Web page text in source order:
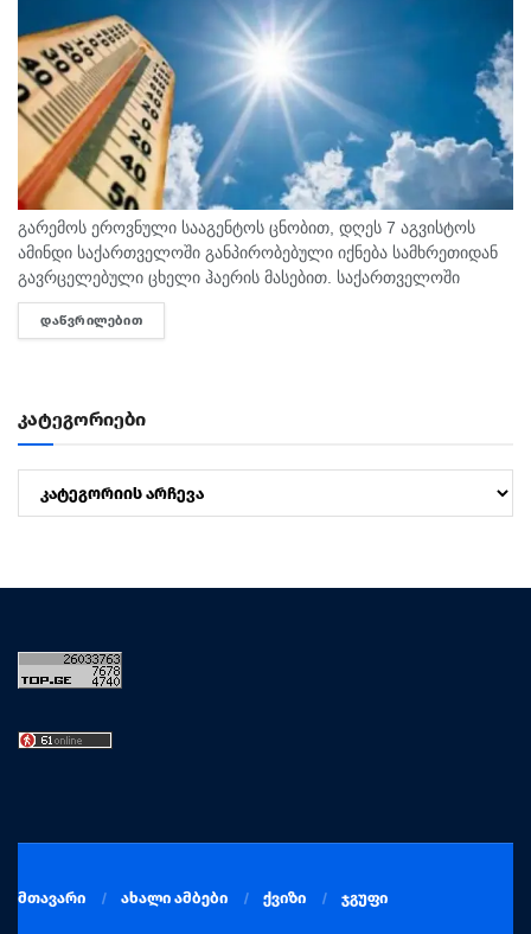
გარემოს ეროვნული სააგენტოს ცნობით, დღეს 7 აგვისტოს
ამინდი საქართველოში განპირობებული იქნება სამხრეთიდან
გავრცელებული ცხელი ჰაერის მასებით. საქართველოში
მოსალოდნელია: დროგამოშვებით ღრუბლიანობის მომატება.
უმეტესად უნალექოდ. იქროლებსაღმოსავლეთის
ᲓᲐᲬᲕᲠᲘᲚᲔᲑᲘᲗ
კატეგორიები
კატეგორიები
მთავარი ახალი ამბები ქვიზი ჯგუფი